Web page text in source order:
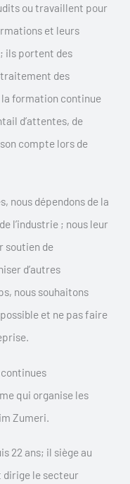
ou travaillent pour
et leurs
ils portent des
des
formation continue
d’attentes, de
compte lors de
nous dépendons de la
l’industrie ; nous leur
soutien de
d’autres
nous souhaitons
et ne pas faire
qui organise les
Zumeri.
22 ans; il siège au
dirige le secteur